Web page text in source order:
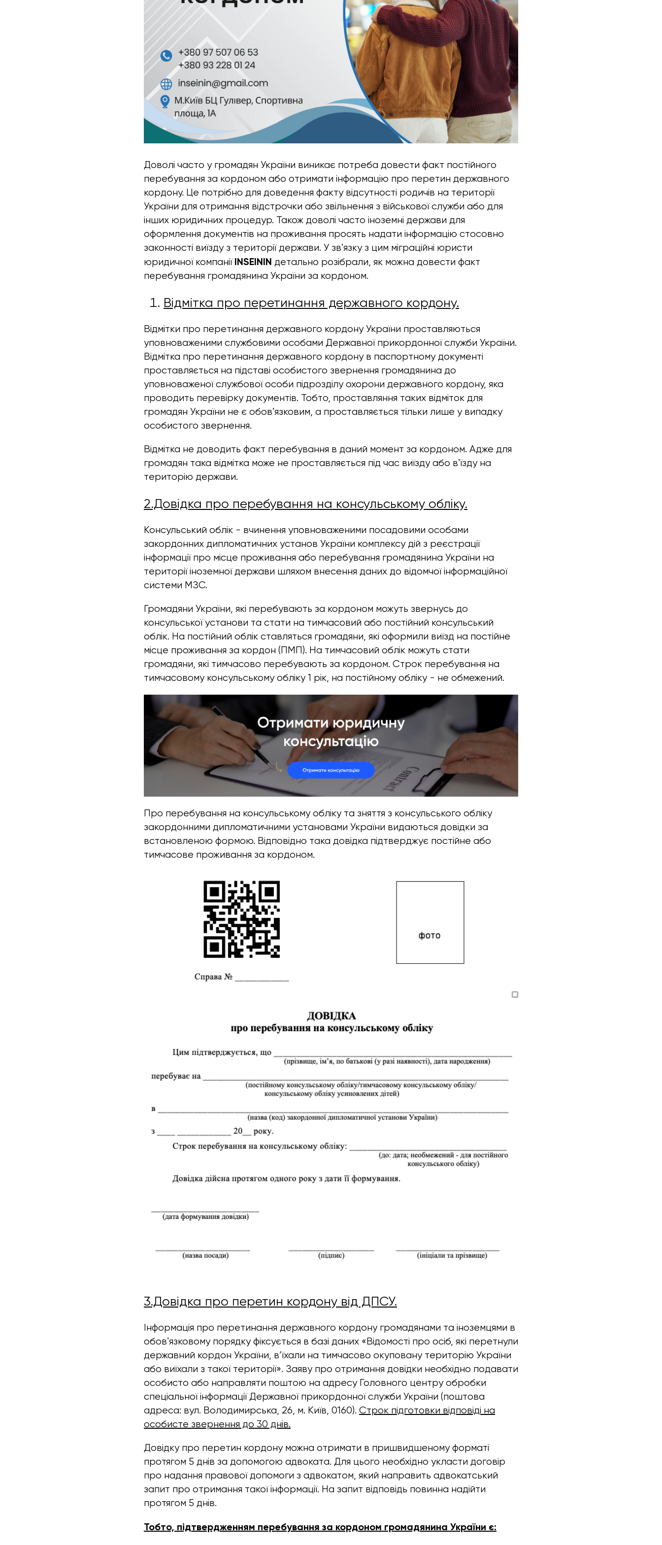
Доволі часто у громадян України виникає потреба довести факт постійного
перебування за кордоном або отримати інформацію про перетин державного
кордону. Це потрібно для доведення факту відсутності родичів на території
України для отримання відстрочки або звільнення з військової служби або для
інших юридичних процедур. Також доволі часто іноземні держави для
оформлення документів на проживання просять надати інформацію стосовно
законності виїзду з території держави. У звʼязку з цим міграційні юристи
юридичної компанії INSEININ детально розібрали, як можна довести факт
перебування громадянина України за кордоном.
Відмітка про перетинання державного кордону.
Відмітки про перетинання державного кордону України проставляються
уповноваженими службовими особами Державної прикордонної служби України.
Відмітка про перетинання державного кордону в паспортному документі
проставляється на підставі особистого звернення громадянина до
уповноваженої службової особи підрозділу охорони державного кордону, яка
проводить перевірку документів. Тобто, проставляння таких відміток для
громадян України не є обовʼязковим, а проставляється тільки лише у випадку
особистого звернення.
Відмітка не доводить факт перебування в даний момент за кордоном. Адже для
громадян така відмітка може не проставляється під час виїзду або вʼїзду на
територію держави.
2.Довідка про перебування на консульському обліку.
Консульський облік - вчинення уповноваженими посадовими особами
закордонних дипломатичних установ України комплексу дій з реєстрації
інформації про місце проживання або перебування громадянина України на
території іноземної держави шляхом внесення даних до відомчої інформаційної
системи МЗС.
Громадяни України, які перебувають за кордоном можуть звернусь до
консульської установи та стати на тимчасовий або постійний консульський
облік. На постійний облік ставляться громадяни, які оформили виїзд на постійне
місце проживання за кордон (ПМП). На тимчасовий облік можуть стати
громадяни, які тимчасово перебувають за кордоном. Строк перебування на
тимчасовому консульському обліку 1 рік, на постійному обліку - не обмежений.
Про перебування на консульському обліку та зняття з консульського обліку
закордонними дипломатичними установами України видаються довідки за
встановленою формою. Відповідно така довідка підтверджує постійне або
тимчасове проживання за кордоном.
3.Довідка про перетин кордону від ДПСУ.
Інформація про перетинання державного кордону громадянами та іноземцями в
обовʼязковому порядку фіксується в базі даних «Відомості про осіб, які перетнули
державний кордон України, в’їхали на тимчасово окуповану територію України
або виїхали з такої території». Заяву про отримання довідки необхідно подавати
особисто або направляти поштою на адресу Головного центру обробки
спеціальної інформації Державної прикордонної служби України (поштова
адреса: вул. Володимирська, 26, м. Київ, 0160). Строк підготовки відповіді на
особисте звернення до 30 днів.
Довідку про перетин кордону можна отримати в пришвидшеному форматі
протягом 5 днів за допомогою адвоката. Для цього необхідно укласти договір
про надання правової допомоги з адвокатом, який направить адвокатський
запит про отримання такої інформації. На запит відповідь повинна надійти
протягом 5 днів.
Тобто, підтвердженням перебування за кордоном громадянина України є: